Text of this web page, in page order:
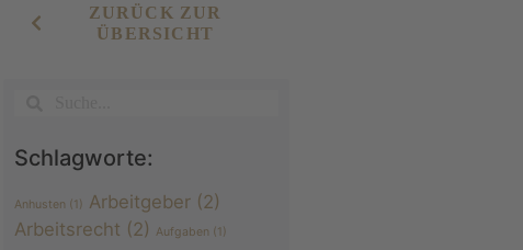
ZURÜCK ZUR
ÜBERSICHT
Schlagworte:
Anhusten (1) Arbeitgeber (2)
Arbeitsrecht (2) Aufgaben (1)